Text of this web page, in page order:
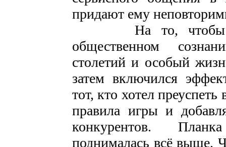
придают ему
На то, чтобы
общественном
столетий и особый
затем включился
тот, кто хотел
правила игры и
конкурентов.
поднималась всё выше.